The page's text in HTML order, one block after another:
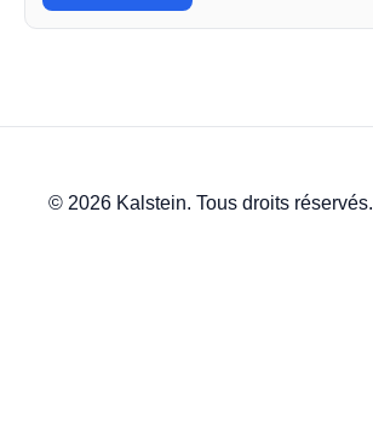
© 2026 Kalstein. Tous droits réservés.